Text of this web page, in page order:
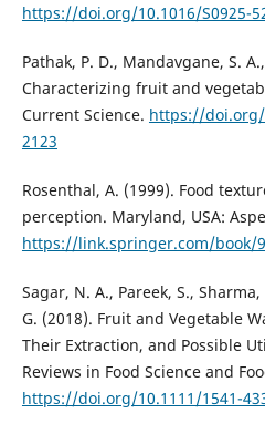
https://doi.org/10.1016/S0925-
Pathak, P. D., Mandavgane, S.
Characterizing fruit and
Current Science. https://doi.org/
2123
Rosenthal, A. (1999). Food
perception. Maryland, USA:
https://link.springer.com/book/
Sagar, N. A., Pareek, S.,
G. (2018). Fruit and Vegetable
Their Extraction, and Possible
Reviews in Food Science and
https://doi.org/10.1111/1541-